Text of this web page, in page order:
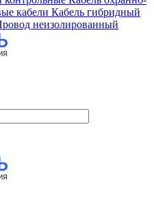
кабели Кабель гибридный
неизолированный